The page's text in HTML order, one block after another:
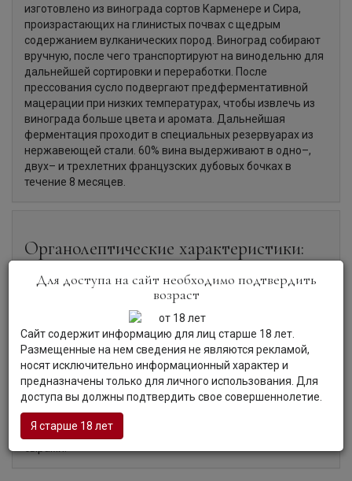
изготовлено из винограда сортов Карменере и Сира,
произрастающих на глинистых почвах с щедрым
содержанием вулканических пород. Виноград собирают
вручную, после чего транспортируют на винодельню для
дальнейшей сортировки и переработки. После
прессования сусло подвергают предферментативной
мацерации при низких температурах, чтобы извлечь из
винограда больше цвета и аромата. Дальнейшая
ферментация проходит в специальных резервуарах из
нержавеющей стали. 60% вина выдерживают в одно–,
двух– и трехлетних французских дубовых бочках в
течение 8 месяцев.
Органолептические характеристики:
Цвет:
Вино характеризуется вишнёво-гранатовым
Вино с интенсивным ароматом с нотками
черники, клубники, вишни, шоколада и ванили.
Вкус:Вино обладает сбалансированным и гармоничным
вкусом, с глубоким телом, бархатистыми танинами и
длительным пряно-землистым послевкусием.
Гастрономия:Вино прекрасно сочетается с
насыщенными термически обработанными мясными
блюдами (гриль, шашлык, стейк), а также твёрдыми
Для доступа на сайт необходимо подтвердить
возраст
Сайт содержит информацию для лиц старше 18 лет.
Размещенные на нем сведения не являются рекламой,
носят исключительно информационный характер и
предназначены только для личного использования. Для
доступа вы должны подтвердить свое совершеннолетие.
Я старше 18 лет